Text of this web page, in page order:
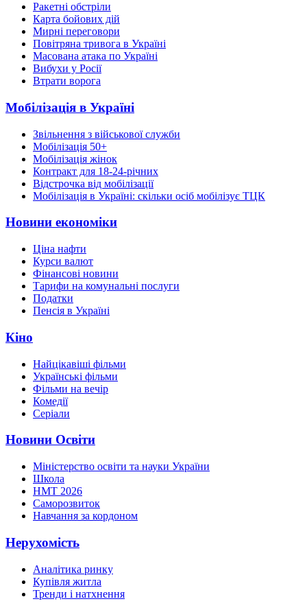
Ракетні обстріли
Карта бойових дій
Мирні переговори
Повітряна тривога в Україні
Масована атака по Україні
Вибухи у Росії
Втрати ворога
Мобілізація в Україні
Звільнення з військової служби
Мобілізація 50+
Мобілізація жінок
Контракт для 18-24-річних
Відстрочка від мобілізації
Мобілізація в Україні: скільки осіб мобілізує ТЦК
Новини економіки
Ціна нафти
Курси валют
Фінансові новини
Тарифи на комунальні послуги
Податки
Пенсія в Україні
Кіно
Найцікавіші фільми
Українські фільми
Фільми на вечір
Комедії
Серіали
Новини Освіти
Міністерство освіти та науки України
Школа
НМТ 2026
Саморозвиток
Навчання за кордоном
Нерухомість
Аналітика ринку
Купівля житла
Тренди і натхнення